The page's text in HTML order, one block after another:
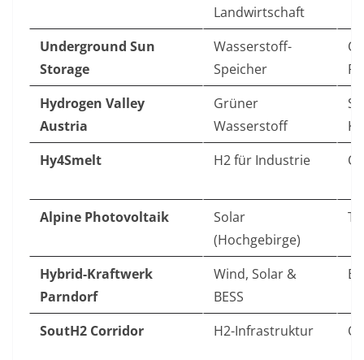
Landwirtschaft
Underground Sun
Storage
Wasserstoff-
Speicher
Hydrogen Valley
Austria
Grüner
Wasserstoff
Hy4Smelt
H2 für Industrie
Alpine Photovoltaik
Solar
(Hochgebirge)
Hybrid-Kraftwerk
Parndorf
Wind, Solar &
BESS
SoutH2 Corridor H2-Infrastruktur